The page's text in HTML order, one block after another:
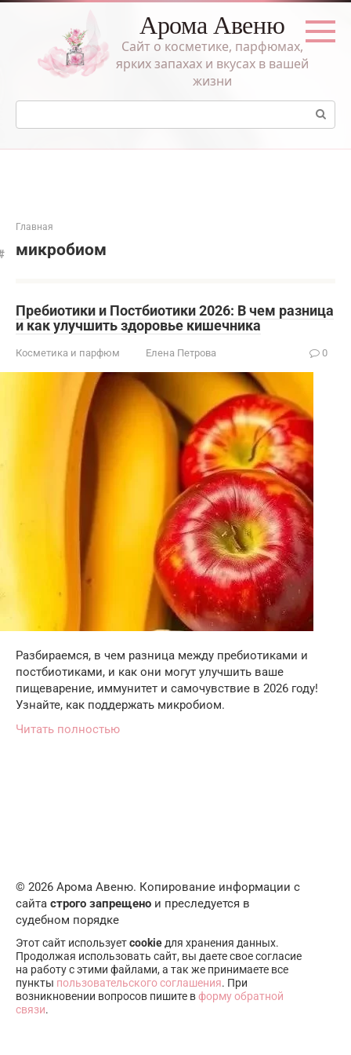
Перейти
Арома Авеню
Сайт о косметике, парфюмах,
ярких запахах и вкусах в вашей
жизни
Поиск:
Главная
микробиом
Пребиотики и Постбиотики 2026: В чем разница
и как улучшить здоровье кишечника
Косметика и парфюм Елена Петрова 0
Разбираемся, в чем разница между пребиотиками и
постбиотиками, и как они могут улучшить ваше
пищеварение, иммунитет и самочувствие в 2026 году!
Узнайте, как поддержать микробиом.
Читать полностью
© 2026 Арома Авеню. Копирование информации с
сайта строго запрещено и преследуется в
судебном порядке
Этот сайт используетcookie для хранения данных.
Продолжая использовать сайт, вы даете свое согласие
на работу с этими файлами, а так же принимаете все
пункты пользовательского соглашения. При
возникновении вопросов пишите вформу обратной
связи.